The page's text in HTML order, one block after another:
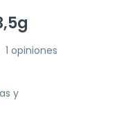
1 opiniones
y